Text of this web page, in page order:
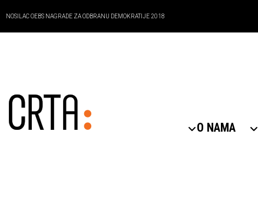
NOSILAC OEBS NAGRADE ZA ODBRANU DEMOKRATIJE 2018
O NAMA